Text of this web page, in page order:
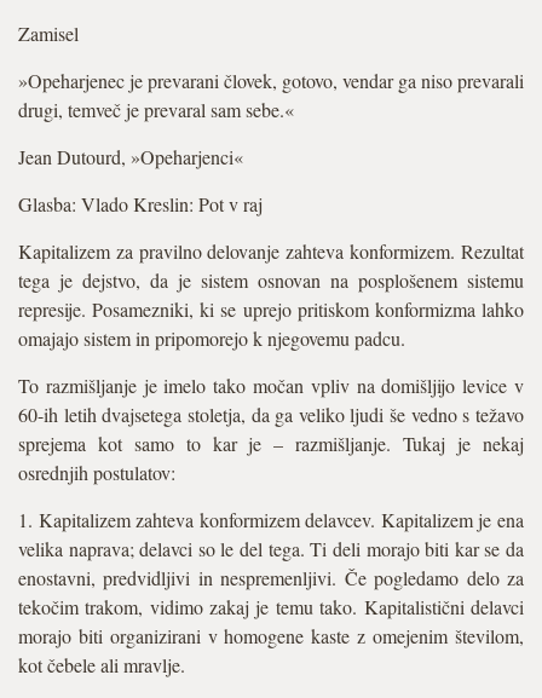
Zamisel
»Opeharjenec je prevarani človek, gotovo, vendar ga niso prevarali
drugi, temveč je prevaral sam sebe.«
Jean Dutourd, »Opeharjenci«
Glasba: Vlado Kreslin: Pot v raj
Kapitalizem za pravilno delovanje zahteva konformizem. Rezultat
tega je dejstvo, da je sistem osnovan na posplošenem sistemu
represije. Posamezniki, ki se uprejo pritiskom konformizma lahko
omajajo sistem in pripomorejo k njegovemu padcu.
To razmišljanje je imelo tako močan vpliv na domišljijo levice v
60-ih letih dvajsetega stoletja, da ga veliko ljudi še vedno s težavo
sprejema kot samo to kar je – razmišljanje. Tukaj je nekaj
osrednjih postulatov:
1. Kapitalizem zahteva konformizem delavcev. Kapitalizem je ena
velika naprava; delavci so le del tega. Ti deli morajo biti kar se da
enostavni, predvidljivi in nespremenljivi. Če pogledamo delo za
tekočim trakom, vidimo zakaj je temu tako. Kapitalistični delavci
morajo biti organizirani v homogene kaste z omejenim številom,
kot čebele ali mravlje.